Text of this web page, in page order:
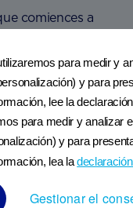
comiences a
para medir y
y para
lee la
para medir y analizar
y para
lea la
Gestionar el